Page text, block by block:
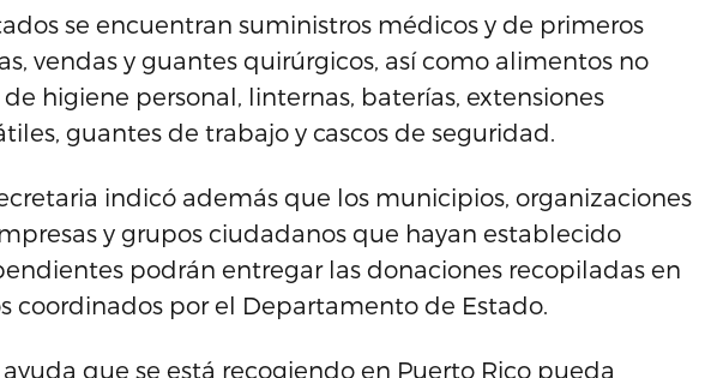
se encuentran suministros médicos y de primeros
vendas y guantes quirúrgicos, así como alimentos no
higiene personal, linternas, baterías, extensiones
guantes de trabajo y cascos de seguridad.
indicó además que los municipios, organizaciones
y grupos ciudadanos que hayan establecido
podrán entregar las donaciones recopiladas en
coordinados por el Departamento de Estado.
que se está recogiendo en Puerto Rico pueda